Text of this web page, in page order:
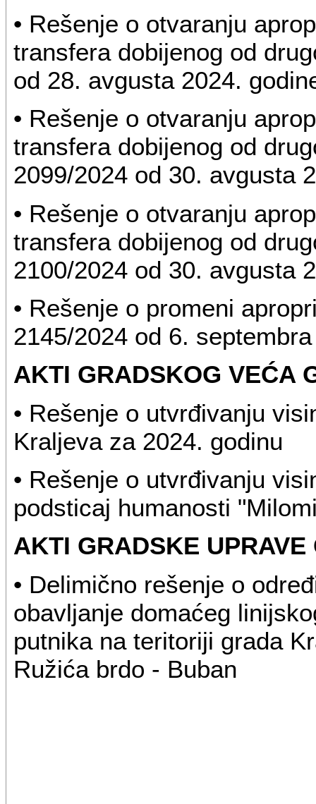
• Rešenje o otvaranju
transfera dobijenog od
od 28. avgusta 2024.
• Rešenje o otvaranju
transfera dobijenog od
2099/2024 od 30. avgusta
• Rešenje o otvaranju
transfera dobijenog od
2100/2024 od 30. avgusta
• Rešenje o promeni
2145/2024 od 6.
AKTI GRADSKOG VEĆA
• Rešenje o utvrđivanju
Kraljeva za 2024. godinu
• Rešenje o utvrđivanju
podsticaj humanosti
AKTI GRADSKE
• Delimično rešenje o
obavljanje domaćeg
putnika na teritoriji grada
Ružića brdo - Buban